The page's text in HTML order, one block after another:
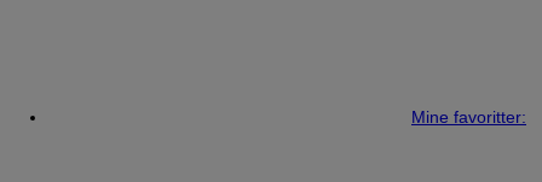
Mine favoritter: